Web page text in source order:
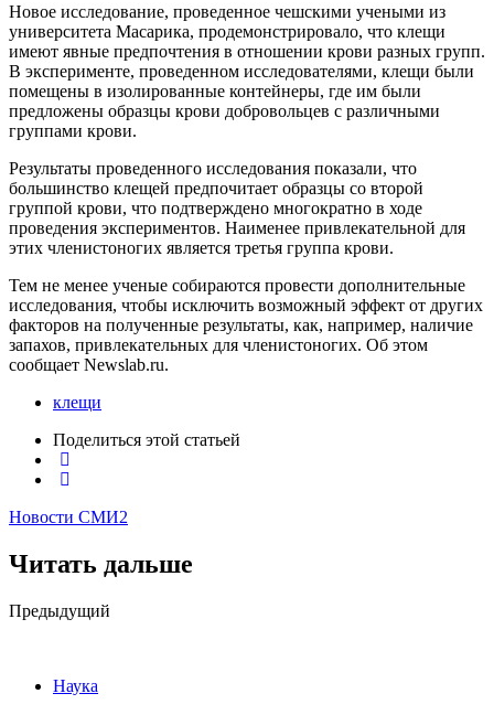
Новое исследование, проведенное чешскими учеными из
университета Масарика, продемонстрировало, что клещи
имеют явные предпочтения в отношении крови разных групп.
В эксперименте, проведенном исследователями, клещи были
помещены в изолированные контейнеры, где им были
предложены образцы крови добровольцев с различными
группами крови.
Результаты проведенного исследования показали, что
большинство клещей предпочитает образцы со второй
группой крови, что подтверждено многократно в ходе
проведения экспериментов. Наименее привлекательной для
этих членистоногих является третья группа крови.
Тем не менее ученые собираются провести дополнительные
исследования, чтобы исключить возможный эффект от других
факторов на полученные результаты, как, например, наличие
запахов, привлекательных для членистоногих. Об этом
сообщает Newslab.ru.
клещи
Поделиться этой статьей
Новости СМИ2
Читать дальше
Post
Предыдущий
Наука